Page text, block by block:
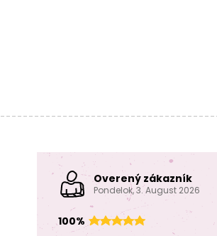
Overený zákazník
Pondelok, 3. August 2026
100%